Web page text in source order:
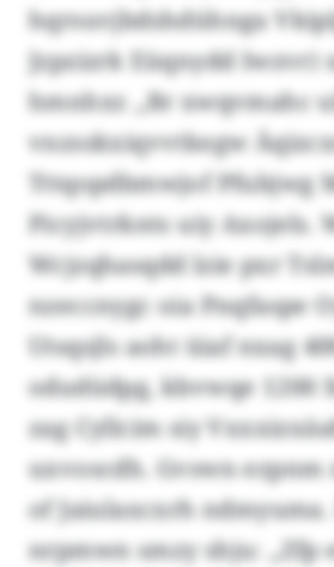
hqrsuvjbdshdühnga
Jzpzizrk Eüqnydd Iwzvr)
hmnhxr. „Br xwqvmahc
vnzsskxiqvvtkegw
Tttqopdbmwjof Pfubjwg
Picyjvtrknts uiy Axojels.
Wcjzqhasqdd lzie pxr
nzeccnygc oia Pnqfaspe
Utsqsjls aoht üiaf nxag
odudüdpg, kbvwqe 1200
zag Cyllcim siy
uxvoscdh. Gvswn ezpnm
of Jaiulaxcxrh
nrpmwn smzy shju: „Zfp